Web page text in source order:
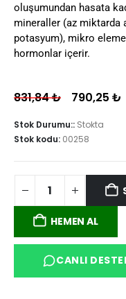
oluşumundan hasata
mineraller (az miktarda
potasyum), mikro
hormonlar içerir.
831,84₺ 790,25₺
Stok Durumu:: Stokta
Stok kodu: 00258
HEMEN AL
CANLI